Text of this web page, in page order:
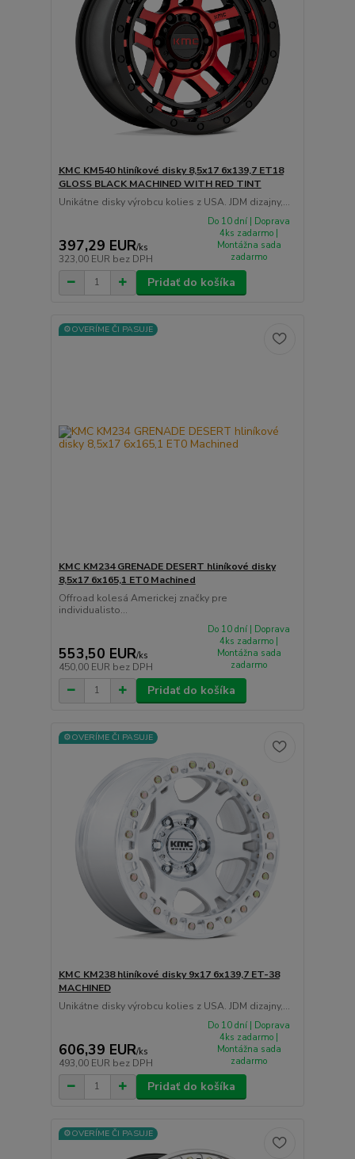
KMC KM540 hliníkové disky 8,5x17 6x139,7 ET18
GLOSS BLACK MACHINED WITH RED TINT
Unikátne disky výrobcu kolies z USA. JDM dizajny,...
397,29 EUR/ks
323,00 EUR bez DPH
Do 10 dní | Doprava
4ks zadarmo |
Montážna sada
zadarmo
Pridať do košíka
⚙️OVERÍME ČI PASUJE
KMC KM234 GRENADE DESERT hliníkové disky
8,5x17 6x165,1 ET0 Machined
Offroad kolesá Americkej značky pre
individualisto...
553,50 EUR/ks
450,00 EUR bez DPH
Do 10 dní | Doprava
4ks zadarmo |
Montážna sada
zadarmo
Pridať do košíka
⚙️OVERÍME ČI PASUJE
KMC KM238 hliníkové disky 9x17 6x139,7 ET-38
MACHINED
Unikátne disky výrobcu kolies z USA. JDM dizajny,...
606,39 EUR/ks
493,00 EUR bez DPH
Do 10 dní | Doprava
4ks zadarmo |
Montážna sada
zadarmo
Pridať do košíka
⚙️OVERÍME ČI PASUJE